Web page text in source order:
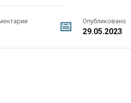
Опубликовано
29.05.2023